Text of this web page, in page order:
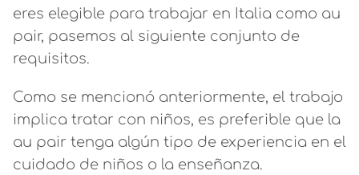
eres elegible para trabajar en Italia como au
pair, pasemos al siguiente conjunto de
requisitos.
Como se mencionó anteriormente, el trabajo
implica tratar con niños, es preferible que la
au pair tenga algún tipo de experiencia en el
cuidado de niños o la enseñanza.